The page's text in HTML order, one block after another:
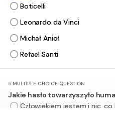
Boticelli
Leonardo da Vinci
Michał Anioł
Refael Santi
5.MULTIPLE CHOICE QUESTION
Jakie hasło towarzyszyło
Człowiekiem jestem i nic,